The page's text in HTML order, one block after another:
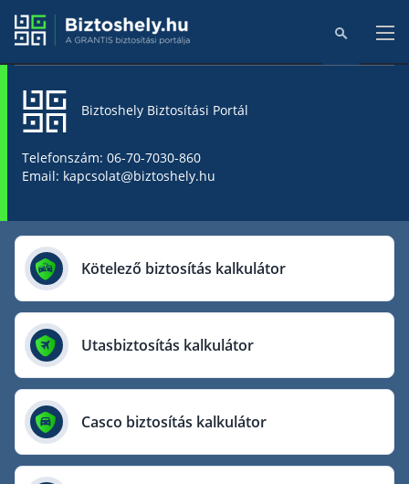
Biztosítók
AIG Biztosító
Allianz Biztosító
Cig Pannónia Biztosító
Biztoshely Biztosítási Portál
Telefonszám: 06-70-7030-860
Email: kapcsolat@biztoshely.hu
Kötelező biztosítás kalkulátor
Utasbiztosítás kalkulátor
Casco biztosítás kalkulátor